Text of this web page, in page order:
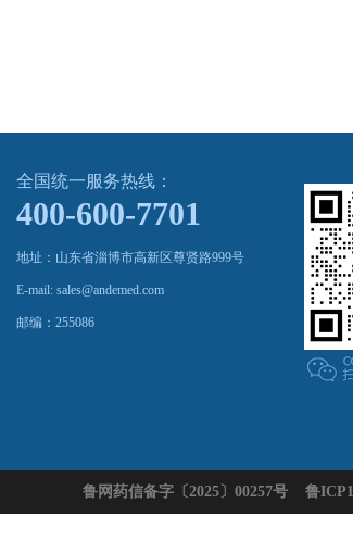
全国统一服务热线：
400-600-7701
地址：山东省淄博市高新区尊贤路999号
E-mail: sales@andemed.com
邮编：255086
鲁网药信备字〔2025〕00257号 鲁